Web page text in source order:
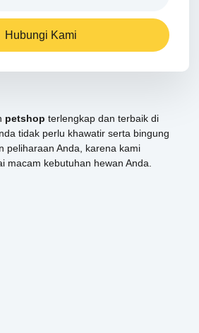
Hubungi Kami
petshop terlengkap dan terbaik di
tidak perlu khawatir serta bingung
peliharaan Anda, karena kami
macam kebutuhan hewan Anda.